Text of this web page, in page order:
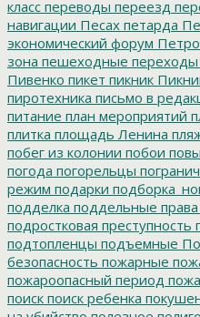
класс переводы переезд
навигации Песах петарда
экономический форум
зона пешеходные переходы
Пивенко пикет пикник
пиротехника письмо в
питание план мероприятий
плитка площадь Ленина
побег из колонии побои
погода погорельцы
режим подарки
подделка поддельные права
подростковая преступность
подтопленцы подъемные
безопасность пожарные
пожароопасный период
поиск поиск ребенка